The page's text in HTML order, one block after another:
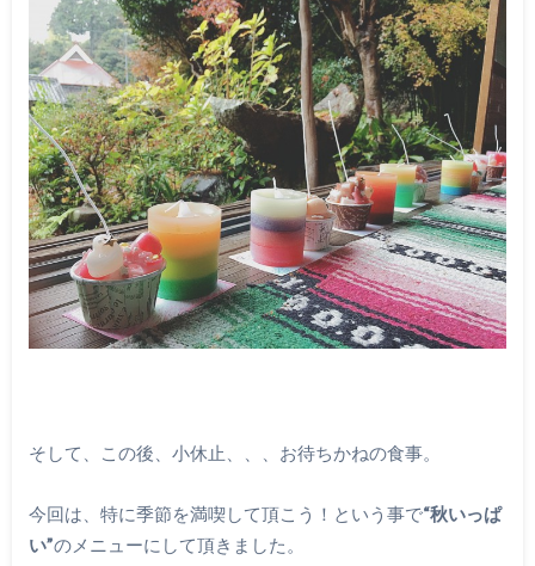
そして、この後、小休止、、、お待ちかねの食事。
今回は、特に季節を満喫して頂こう！という事で“秋いっぱ
い”のメニューにして頂きました。